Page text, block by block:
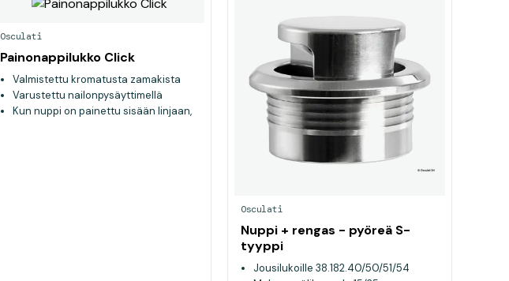
Osculati
Painonappilukko Click
Valmistettu kromatusta zamakista
Varustettu nailonpysäyttimellä
Kun nuppi on painettu sisään linjaan,
Osculati
Nuppi + rengas - pyöreä S-
tyyppi
Jousilukoille 38.182.40/50/51/54